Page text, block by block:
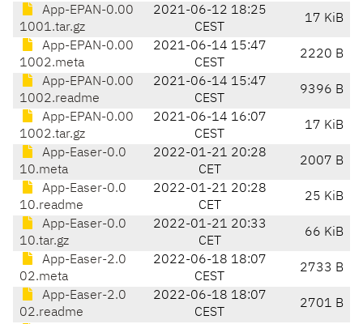
App-EPAN-0.00
1001.tar.gz
2021-06-12 18:25
CEST
17 KiB
App-EPAN-0.00
1002.meta
2021-06-14 15:47
CEST
2220 B
App-EPAN-0.00
1002.readme
2021-06-14 15:47
CEST
9396 B
App-EPAN-0.00
1002.tar.gz
2021-06-14 16:07
CEST
17 KiB
App-Easer-0.0
10.meta
2022-01-21 20:28
CET
2007 B
App-Easer-0.0
10.readme
2022-01-21 20:28
CET
25 KiB
App-Easer-0.0
10.tar.gz
2022-01-21 20:33
CET
66 KiB
App-Easer-2.0
02.meta
2022-06-18 18:07
CEST
2733 B
App-Easer-2.0
02.readme
2022-06-18 18:07
CEST
2701 B